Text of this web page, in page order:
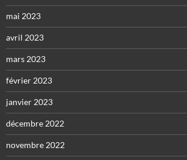
mai 2023
avril 2023
mars 2023
février 2023
janvier 2023
décembre 2022
novembre 2022